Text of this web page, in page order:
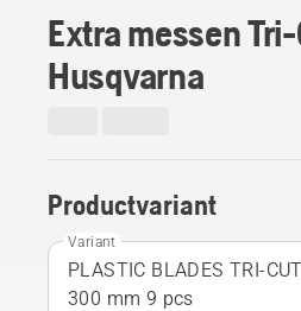
Extra messen
Husqvarna
Productvariant
Variant
PLASTIC BLADES TRI-
300 mm 9 pcs